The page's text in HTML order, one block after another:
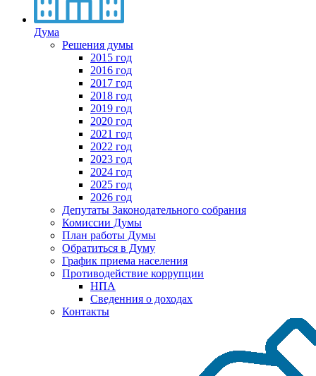
Дума
Решения думы
2015 год
2016 год
2017 год
2018 год
2019 год
2020 год
2021 год
2022 год
2023 год
2024 год
2025 год
2026 год
Депутаты Законодательного собрания
Комиссии Думы
План работы Думы
Обратиться в Думу
График приема населения
Противодействие коррупции
НПА
Сведенния о доходах
Контакты